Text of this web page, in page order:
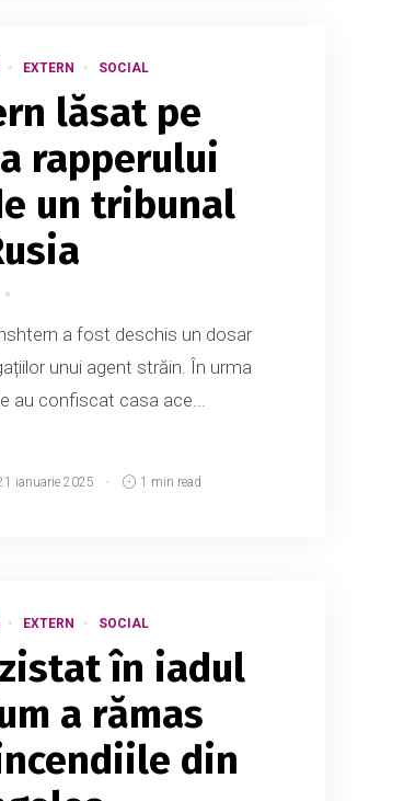
EXTERN SOCIAL
lăsat pe
rapperului
un tribunal
a fost deschis un dosar
unui agent străin. În urma
au confiscat casa ace...
ianuarie 2025 1 min read
EXTERN SOCIAL
în iadul
a rămas
din